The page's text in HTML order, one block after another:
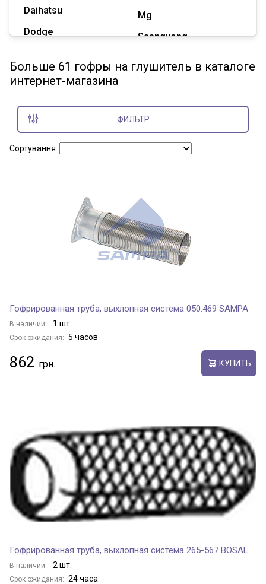
Daihatsu
Dodge
Great Wall
Hummer
Mg
Ssangyong
Показать все марки
Больше 61 гофры на глушитель в каталоге
интернет-магазина
ФИЛЬТР
Сортування:
Гофрированная труба, выхлопная система 050.469 SAMPA
В наличии: 1 шт.
Срок ожидания: 5 часов
862 КУПИТЬ
Гофрированная труба, выхлопная система 265-567 BOSAL
В наличии: 2 шт.
Срок ожидания: 24 часа